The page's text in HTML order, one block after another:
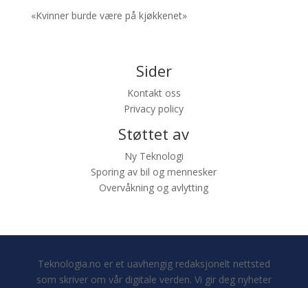
«Kvinner burde være på kjøkkenet»
Sider
Kontakt oss
Privacy policy
Støttet av
Ny Teknologi
Sporing av bil og mennesker
Overvåkning og avlytting
Teknologia.no er et uavhengig redaksjonelt nettsted
som skriver om vår digitale verden. Vi gir deg nyheter